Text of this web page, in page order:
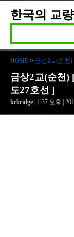
한국의 교량
HOME > 금상2교(순천
금상2교(순천)
도27호선 ]
krbridge | 1:37 오후 |